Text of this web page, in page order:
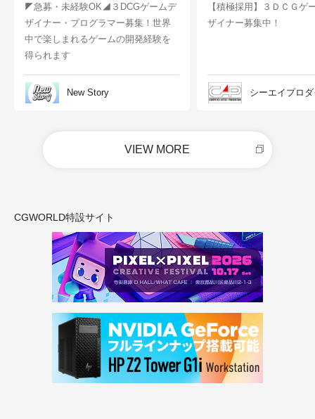
◤急募・未経験OK◢３DCGゲームデ
ザイナー・プログラマー募集！世界
中で楽しまれるゲームの開発経験を
得られます
New Story
【積極採用】３ＤＣＧゲ
ザイナー募集中！
シーエイプロ
VIEW MORE
CGWORLD特設サイト